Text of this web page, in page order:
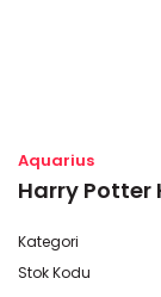
Aquarius
Harry Potter
Kategori
Stok Kodu